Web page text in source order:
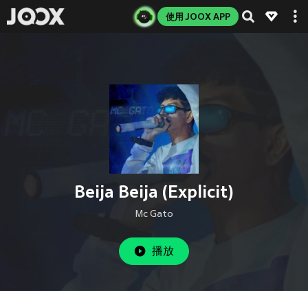
使用 JOOX APP
Beija Beija (Explicit)
Mc Gato
播放